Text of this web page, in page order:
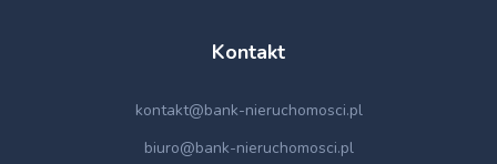
Kontakt
kontakt@bank-nieruchomosci.pl
biuro@bank-nieruchomosci.pl